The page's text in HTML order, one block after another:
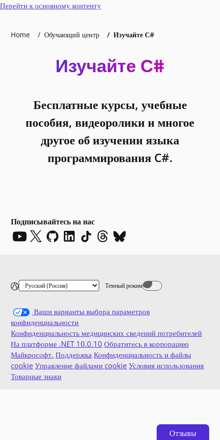
Перейти к основному контенту
Home Обучающий центр Изучайте С#
Изучайте С#
Бесплатные курсы, учебные
пособия, видеоролики и многое
другое об изучении языка
программирования C#.
Подписывайтесь на нас
Отзывы
Темный режим
Dark mode off
Ваши варианты выбора параметров
конфиденциальности
Конфиденциальность медицинских сведений потребителей
На платформе .NET 10.0.10 Обратитесь в корпорацию
Майкрософт. Поддержка Конфиденциальность и файлы
cookie Управление файлами cookie Условия использования
Товарные знаки